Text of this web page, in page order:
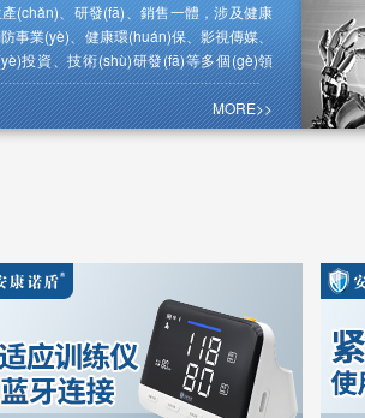
(chǎn)、研發(fā)、銷售一體，涉及健康
事業(yè)、健康環(huán)保、影視傳媒、
投資、技術(shù)研發(fā)等多個(gè)領
(yè)集團(tuán)，旗下品牌“安康諾盾”歷
磨礪，已成為我國(guó)安全健康行業
”。
MORE>>